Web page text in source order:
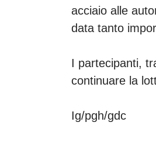
acciaio alle
data tanto
I partecipanti,
continuare la
Ig/pgh/gdc